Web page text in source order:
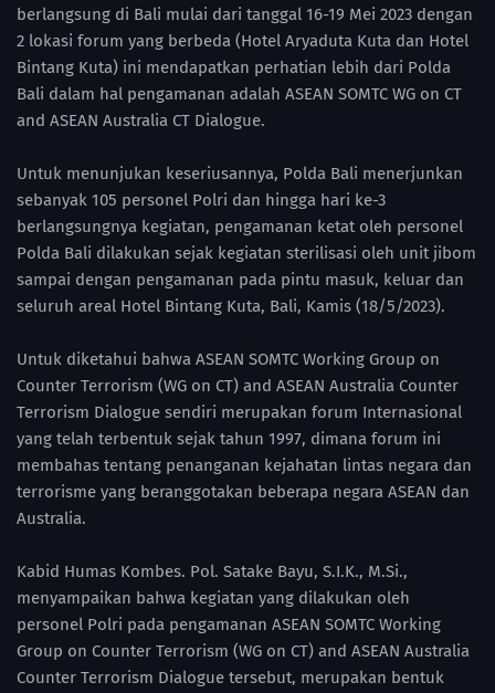
berlangsung di Bali mulai dari tanggal 16-19 Mei 2023 dengan
2 lokasi forum yang berbeda (Hotel Aryaduta Kuta dan Hotel
Bintang Kuta) ini mendapatkan perhatian lebih dari Polda
Bali dalam hal pengamanan adalah ASEAN SOMTC WG on CT
and ASEAN Australia CT Dialogue.
Untuk menunjukan keseriusannya, Polda Bali menerjunkan
sebanyak 105 personel Polri dan hingga hari ke-3
berlangsungnya kegiatan, pengamanan ketat oleh personel
Polda Bali dilakukan sejak kegiatan sterilisasi oleh unit jibom
sampai dengan pengamanan pada pintu masuk, keluar dan
seluruh areal Hotel Bintang Kuta, Bali, Kamis (18/5/2023).
Untuk diketahui bahwa ASEAN SOMTC Working Group on
Counter Terrorism (WG on CT) and ASEAN Australia Counter
Terrorism Dialogue sendiri merupakan forum Internasional
yang telah terbentuk sejak tahun 1997, dimana forum ini
membahas tentang penanganan kejahatan lintas negara dan
terrorisme yang beranggotakan beberapa negara ASEAN dan
Australia.
Kabid Humas Kombes. Pol. Satake Bayu, S.I.K., M.Si.,
menyampaikan bahwa kegiatan yang dilakukan oleh
personel Polri pada pengamanan ASEAN SOMTC Working
Group on Counter Terrorism (WG on CT) and ASEAN Australia
Counter Terrorism Dialogue tersebut, merupakan bentuk